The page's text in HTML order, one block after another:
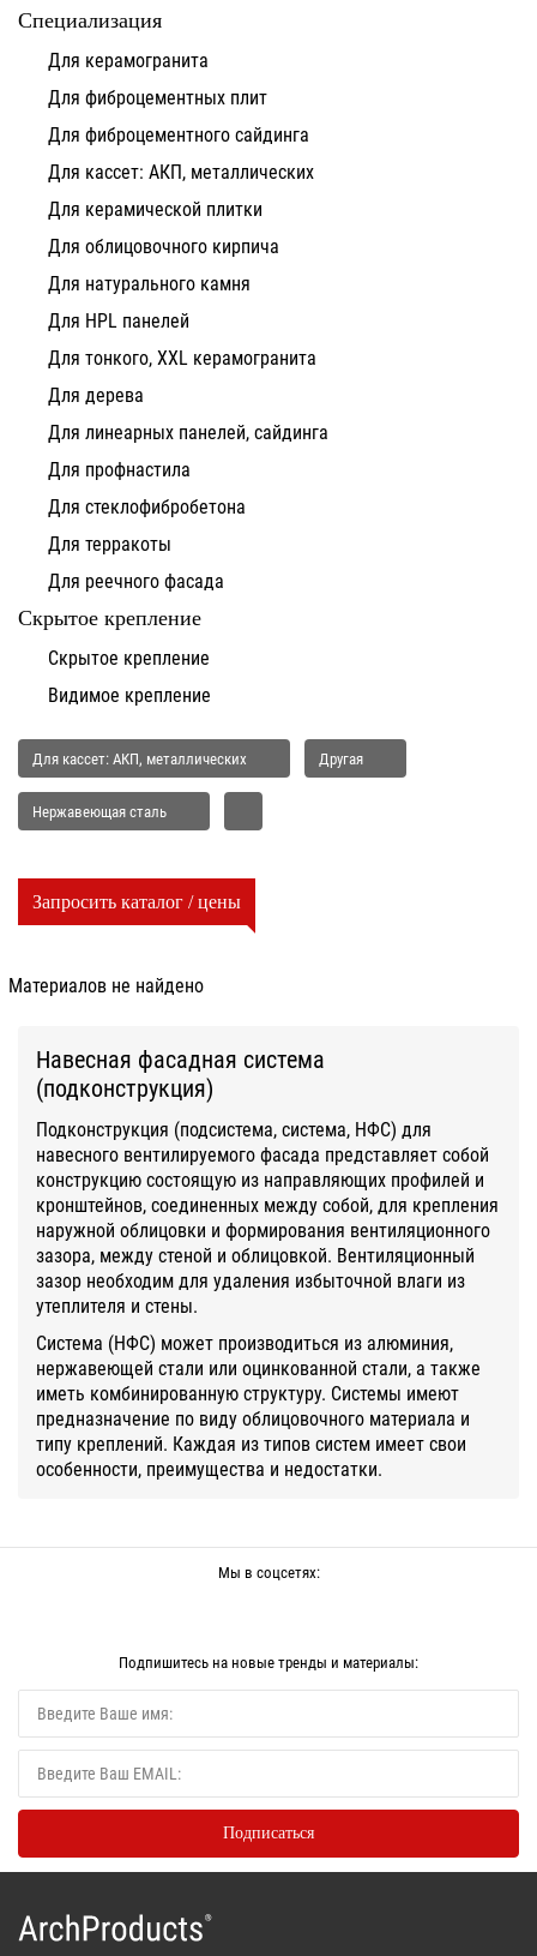
Специализация
Для керамогранита
Для фиброцементных плит
Для фиброцементного сайдинга
Для кассет: АКП, металлических
Для керамической плитки
Для облицовочного кирпича
Для натурального камня
Для HPL панелей
Для тонкого, XXL керамогранита
Для дерева
Для линеарных панелей, сайдинга
Для профнастила
Для стеклофибробетона
Для терракоты
Для реечного фасада
Скрытое крепление
Скрытое крепление
Видимое крепление
Для кассет: АКП, металлических Другая
Нержавеющая сталь
Запросить каталог / цены
Материалов не найдено
Навесная фасадная система
(подконструкция)
Подконструкция (подсистема, система, НФС) для
навесного вентилируемого фасада представляет собой
конструкцию состоящую из направляющих профилей и
кронштейнов, соединенных между собой, для крепления
наружной облицовки и формирования вентиляционного
зазора, между стеной и облицовкой. Вентиляционный
зазор необходим для удаления избыточной влаги из
утеплителя и стены.
Система (НФС) может производиться из алюминия,
нержавеющей стали или оцинкованной стали, а также
иметь комбинированную структуру. Системы имеют
предназначение по виду облицовочного материала и
типу креплений. Каждая из типов систем имеет свои
особенности, преимущества и недостатки.
Мы в соцсетях:
Подпишитесь на новые тренды и материалы: